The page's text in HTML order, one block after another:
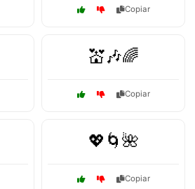
Copiar
💒🎶🌈
Copiar
💖🌀🌺
Copiar